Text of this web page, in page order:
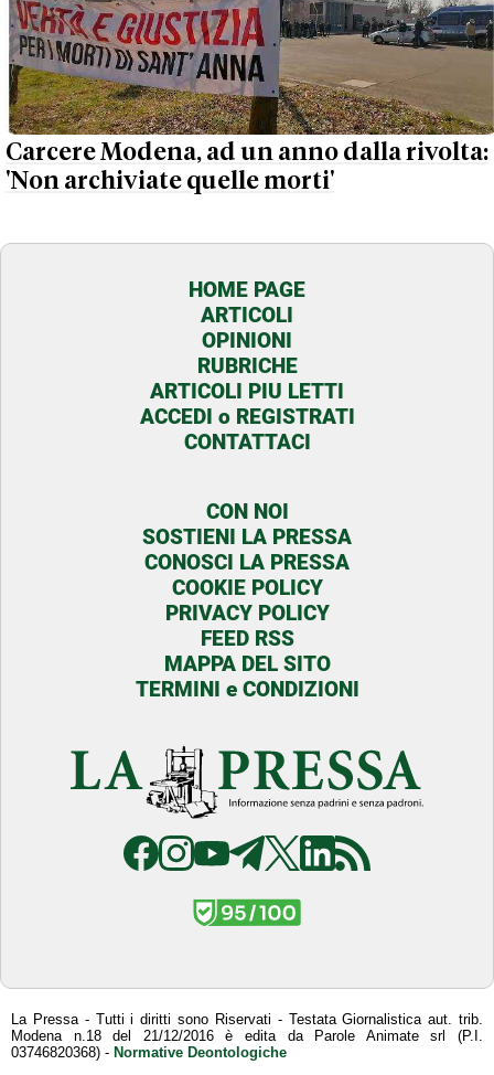
Carcere Modena, ad un anno dalla rivolta:
'Non archiviate quelle morti'
HOME PAGE
ARTICOLI
OPINIONI
RUBRICHE
ARTICOLI PIU LETTI
ACCEDI o REGISTRATI
CONTATTACI
CON NOI
SOSTIENI LA PRESSA
CONOSCI LA PRESSA
COOKIE POLICY
PRIVACY POLICY
FEED RSS
MAPPA DEL SITO
TERMINI e CONDIZIONI
La Pressa - Tutti i diritti sono Riservati - Testata Giornalistica aut. trib.
Modena n.18 del 21/12/2016 è edita da Parole Animate srl (P.I.
03746820368) - Normative Deontologiche